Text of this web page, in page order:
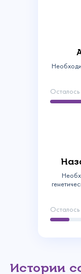
Осталось
Осталось
Истории
Ваше